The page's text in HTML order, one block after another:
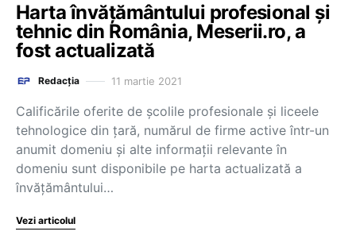
Harta învățământului profesional și
tehnic din România, Meserii.ro, a
fost actualizată
Redacția 11 martie 2021
Calificările oferite de școlile profesionale și liceele
tehnologice din țară, numărul de firme active într-un
anumit domeniu și alte informații relevante în
domeniu sunt disponibile pe harta actualizată a
învățământului…
Vezi articolul